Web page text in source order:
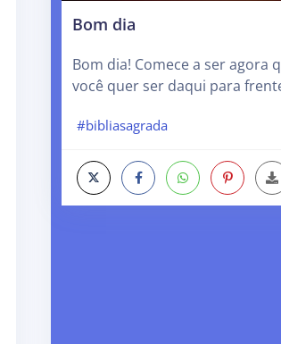
Bom dia
Bom dia! Comece a ser agora
você quer ser daqui para
#bibliasagrada